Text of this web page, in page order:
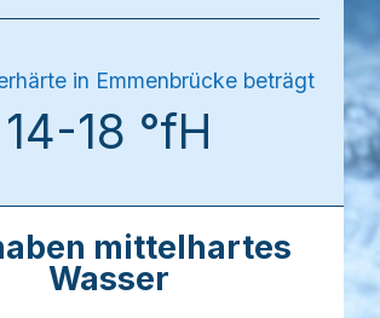
in Emmenbrücke beträgt
14-18 °fH
mittelhartes
Wasser